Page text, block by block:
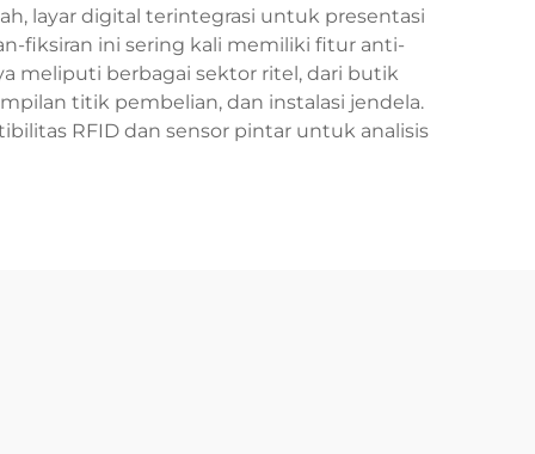
layar digital terintegrasi untuk presentasi
fiksiran ini sering kali memiliki fitur anti-
meliputi berbagai sektor ritel, dari butik
titik pembelian, dan instalasi jendela.
RFID dan sensor pintar untuk analisis